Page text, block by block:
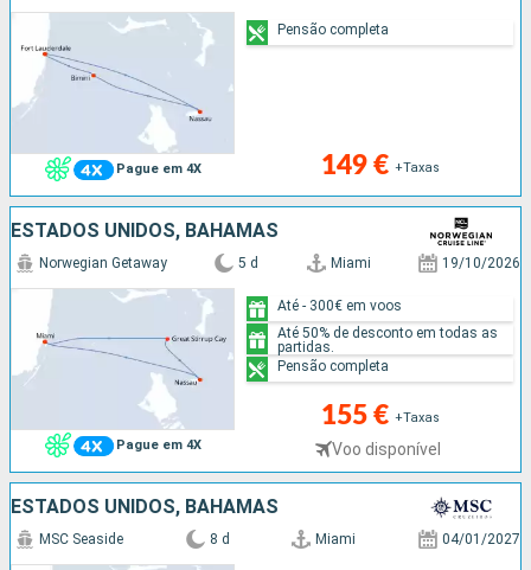
Pague em 4X 149 € +Taxas
Pensão completa
ESTADOS UNIDOS, BAHAMAS
Pague em 4X
Norwegian Getaway 5 d Miami 19/10/2026
155 € +Taxas
Voo disponível
Até - 300€ em voos
Até 50% de desconto em todas as
partidas.
Pensão completa
ESTADOS UNIDOS, BAHAMAS
MSC Seaside 8 d Miami 04/01/2027